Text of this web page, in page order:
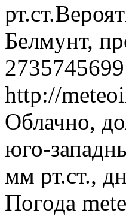
Белмунт,
2735745699
http://
Облачно,
юго-
мм рт.ст.,
Погода